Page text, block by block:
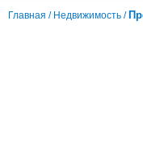
Главная / Недвижимость /